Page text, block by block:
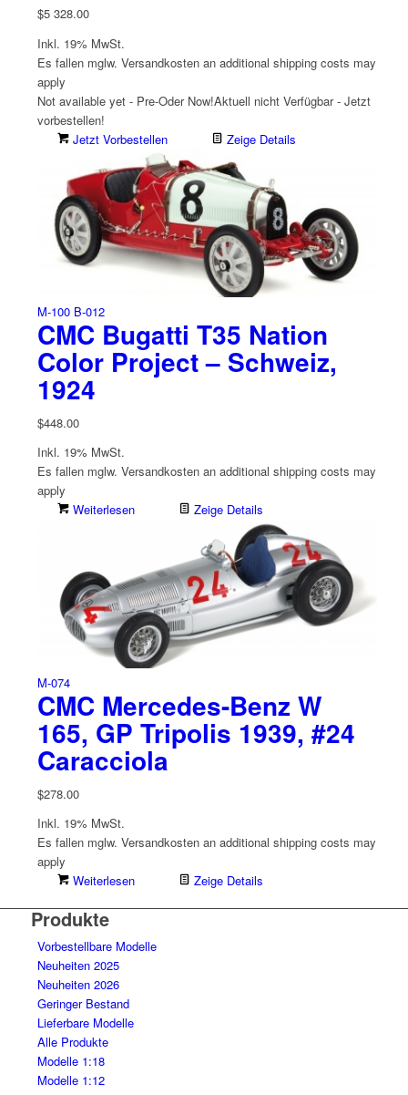
$5 328.00
Inkl. 19% MwSt.
Es fallen mglw. Versand­kosten an additional shipping costs may
apply
Not available yet - Pre-Oder Now!Aktuell nicht Verfügbar - Jetzt
vorbestellen!
Jetzt Vorbestellen
Zeige Details
M-100 B-012
CMC Bugatti T35 Nation
Color Project – Schweiz,
1924
$448.00
Inkl. 19% MwSt.
Es fallen mglw. Versand­kosten an additional shipping costs may
apply
Weiterlesen
Zeige Details
M-074
CMC Mercedes-Benz W
165, GP Tripolis 1939, #24
Caracciola
$278.00
Inkl. 19% MwSt.
Es fallen mglw. Versand­kosten an additional shipping costs may
apply
Weiterlesen
Zeige Details
Produkte
Vorbestellbare Modelle
Neuheiten 2025
Neuheiten 2026
Geringer Bestand
Lieferbare Modelle
Alle Produkte
Modelle 1:18
Modelle 1:12